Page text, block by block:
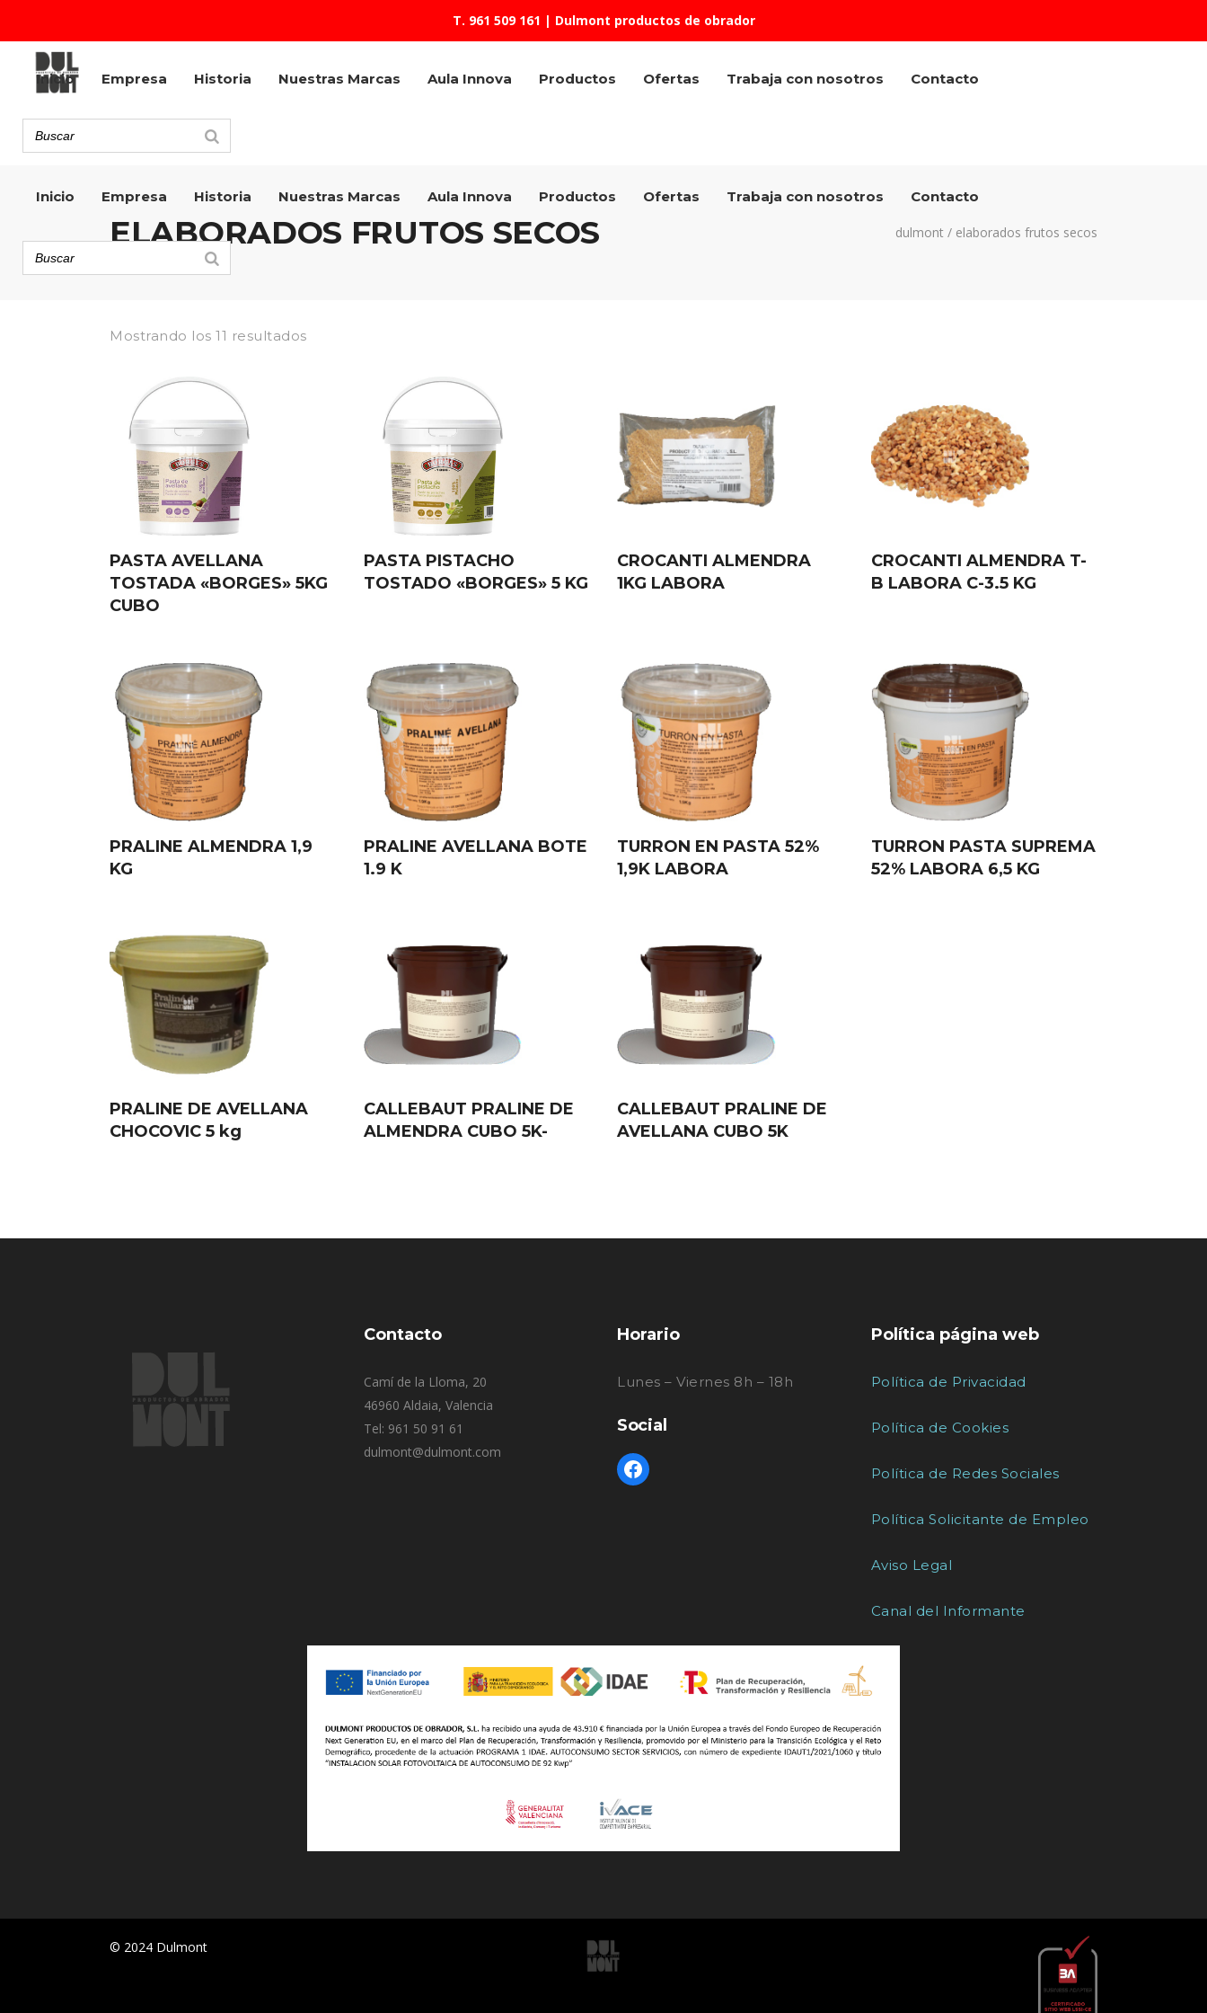
T. 961 509 161 | Dulmont productos de obrador
Inicio Empresa Historia Nuestras Marcas Aula Innova Productos Ofertas Trabaja con nosotros Contacto
Inicio Empresa Historia Nuestras Marcas Aula Innova Productos Ofertas Trabaja con nosotros Contacto
ELABORADOS FRUTOS SECOS dulmont / elaborados frutos secos
Mostrando los 11 resultados
PASTA AVELLANA
TOSTADA «BORGES» 5KG
CUBO
PASTA PISTACHO
TOSTADO «BORGES» 5 KG
CROCANTI ALMENDRA
1KG LABORA
CROCANTI ALMENDRA T-
B LABORA C-3.5 KG
PRALINE ALMENDRA 1,9
KG
PRALINE AVELLANA BOTE
1.9 K
TURRON EN PASTA 52%
1,9K LABORA
TURRON PASTA SUPREMA
52% LABORA 6,5 KG
PRALINE DE AVELLANA
CHOCOVIC 5 kg
CALLEBAUT PRALINE DE
ALMENDRA CUBO 5K-
CALLEBAUT PRALINE DE
AVELLANA CUBO 5K
Contacto
Camí de la Lloma, 20
46960 Aldaia, Valencia
Tel: 961 50 91 61
dulmont@dulmont.com
Horario
Lunes – Viernes 8h – 18h
Social
Política página web
Política de Privacidad
Política de Cookies
Política de Redes Sociales
Política Solicitante de Empleo
Aviso Legal
Canal del Informante
© 2024 Dulmont